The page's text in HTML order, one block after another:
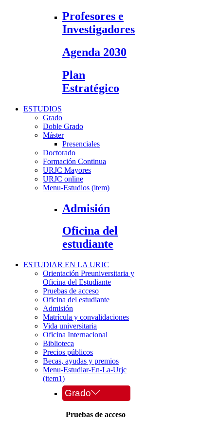
Profesores e
Investigadores
Agenda 2030
Plan
Estratégico
ESTUDIOS
Grado
Doble Grado
Máster
Presenciales
Doctorado
Formación Continua
URJC Mayores
URJC online
Menu-Estudios (item)
Admisión
Oficina del
estudiante
ESTUDIAR EN LA URJC
Orientación Preuniversitaria y
Oficina del Estudiante
Pruebas de acceso
Oficina del estudiante
Admisión
Matrícula y convalidaciones
Vida universitaria
Oficina Internacional
Biblioteca
Precios públicos
Becas, ayudas y premios
Menu-Estudiar-En-La-Urjc
(item1)
Grado
Pruebas de acceso